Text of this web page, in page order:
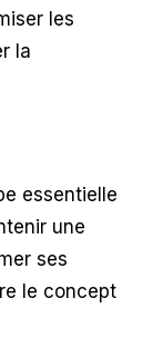
les
la
essentielle
une
ses
le concept